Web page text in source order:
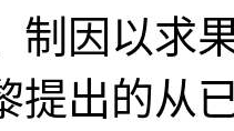
制因以求
提出的从